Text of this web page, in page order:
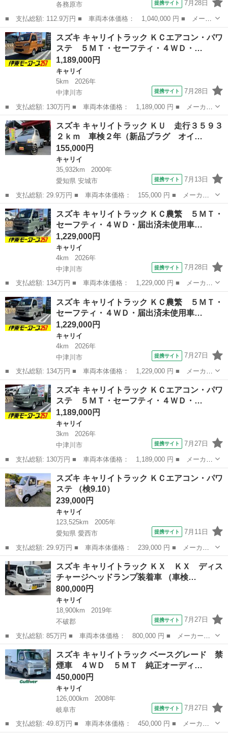
各務原市
提携サイト 7月28日
■ 支払総額: 112.9万円 ■ 車両本体価格： 1,040,000 円 ■ メーカ
ー名： スズキ ■ 車種名： キャリイトラック ■ グレード名：
ＫＣ 届け出済み未使用車 軽トラック ＡＴ クリアランスソナ
ー アイド...
岐阜 各務原市 キャリイ
スズキ キャリイトラック ＫＣエアコン・パワ
ステ ５ＭＴ・セーフティ・４ＷＤ・…
1,189,000円
キャリイ
5km
2026年
中津川市
提携サイト 7月28日
■ 支払総額: 130万円 ■ 車両本体価格： 1,189,000 円 ■ メーカー
名： スズキ ■ 車種名： キャリイトラック ■ グレード名： Ｋ
Ｃエアコン・パワステ ５ＭＴ・セーフティ・４ＷＤ・届出済未使用
車・衝突被...
岐阜 中津川市 キャリイ
スズキ キャリイトラック ＫＵ 走行３５９３
２ｋｍ 車検２年（新品プラグ オイ…
155,000円
キャリイ
35,932km
2000年
愛知県 安城市
提携サイト 7月13日
■ 支払総額: 29.9万円 ■ 車両本体価格： 155,000 円 ■ メーカー
名： スズキ ■ 車種名： キャリイトラック ■ グレード名： Ｋ
Ｕ 走行３５９３２ｋｍ 車検２年（新品プラグ オイル フィルタ
ー ワイパー...
愛知 安城市 キャリイ
スズキ キャリイトラック ＫＣ農繁 ５ＭＴ・
セーフティ・４ＷＤ・届出済未使用車…
1,229,000円
キャリイ
4km
2026年
中津川市
提携サイト 7月28日
■ 支払総額: 134万円 ■ 車両本体価格： 1,229,000 円 ■ メーカー
名： スズキ ■ 車種名： キャリイトラック ■ グレード名： Ｋ
Ｃ農繁 ５ＭＴ・セーフティ・４ＷＤ・届出済未使用車・新型・衝突
被害軽減ブ...
岐阜 中津川市 キャリイ
スズキ キャリイトラック ＫＣ農繁 ５ＭＴ・
セーフティ・４ＷＤ・届出済未使用車…
1,229,000円
キャリイ
4km
2026年
中津川市
提携サイト 7月27日
■ 支払総額: 134万円 ■ 車両本体価格： 1,229,000 円 ■ メーカー
名： スズキ ■ 車種名： キャリイトラック ■ グレード名： Ｋ
Ｃ農繁 ５ＭＴ・セーフティ・４ＷＤ・届出済未使用車・農繁仕様・
新型・衝突...
岐阜 中津川市 キャリイ
スズキ キャリイトラック ＫＣエアコン・パワ
ステ ５ＭＴ・セーフティ・４ＷＤ・…
1,189,000円
キャリイ
3km
2026年
中津川市
提携サイト 7月27日
■ 支払総額: 130万円 ■ 車両本体価格： 1,189,000 円 ■ メーカー
名： スズキ ■ 車種名： キャリイトラック ■ グレード名： Ｋ
Ｃエアコン・パワステ ５ＭＴ・セーフティ・４ＷＤ・届出済未使用
車・衝突被...
岐阜 中津川市 キャリイ
スズキ キャリイトラック ＫＣエアコン・パワ
ステ （検9.10）
239,000円
キャリイ
123,525km
2005年
愛知県 愛西市
提携サイト 7月11日
■ 支払総額: 29.9万円 ■ 車両本体価格： 239,000 円 ■ メーカー
名： スズキ ■ 車種名： キャリイトラック ■ グレード名： Ｋ
Ｃエアコン・パワステ ■ 排気量： 660cc ■ ドア枚数： 2D ■ ...
愛知 愛西市 キャリイ
スズキ キャリイトラック ＫＸ ＫＸ ディス
チャージヘッドランプ装着車 （車検…
800,000円
キャリイ
18,900km
2019年
不破郡
提携サイト 7月27日
■ 支払総額: 85万円 ■ 車両本体価格： 800,000 円 ■ メーカー
名： スズキ ■ 車種名： キャリイトラック ■ グレード名： Ｋ
Ｘ ＫＸ ディスチャージヘッドランプ装着車 ■ 排気量： 660cc
■ ドア...
岐阜 不破郡 キャリイ
スズキ キャリイトラック ベースグレード 禁
煙車 ４ＷＤ ５ＭＴ 純正オーディ…
450,000円
キャリイ
126,000km
2008年
岐阜市
提携サイト 7月27日
■ 支払総額: 49.8万円 ■ 車両本体価格： 450,000 円 ■ メーカー
名： スズキ ■ 車種名： キャリイトラック ■ グレード名： ベ